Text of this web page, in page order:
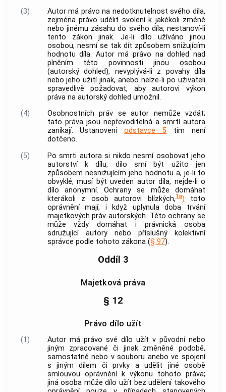
(3)
Autormá právo na nedotknutelnost svého díla,
zejména právo udělit svolení k jakékoli změně
nebo jinému zásahu do svého díla, nestanoví-li
tento zákon jinak. Je-li dílo užíváno jinou
osobou, nesmí se tak dít způsobem snižujícím
hodnotu díla. Autormá právo na dohled nad
plněním této povinnosti jinou osobou
(autorský dohled), nevyplývá-li z povahy díla
nebo jeho užití jinak, anebo nelze-li po uživateli
spravedlivě požadovat, abyautorovi výkon
práva na autorský dohled umožnil.
(4)
Osobnostních práv se autor nemůže vzdát;
tato práva jsou nepřevoditelná a smrtí autora
zanikají. Ustanoveníodstavce 5 tím není
dotčeno.
(5)
Po smrti autorasi nikdo nesmí osobovat jeho
autorství k dílu, dílo smí být užito jen
způsobem nesnižujícím jeho hodnotu a, je-li to
obvyklé, musí být uveden autordíla, nejde-li o
dílo anonymní. Ochrany se může domáhat
kterákoli z osob autorovi blízkých,1a) toto
oprávnění mají, i když uplynula doba trvání
majetkových práv autorských. Této ochrany se
může vždy domáhat i právnická osoba
sdružující autorynebo příslušný kolektivní
správce podle tohoto zákona (§ 97).
Oddíl 3
Majetková práva
§ 12
Právo dílo užít
(1) Autormá právo své dílo užít v původní nebo
jiným zpracované či jinak změněné podobě,
samostatně nebo v souboru anebo ve spojení
s jiným dílem či prvky a udělit jiné osobě
smlouvou oprávnění k výkonu tohoto práva;
jiná osoba může dílo užít bez udělení takového